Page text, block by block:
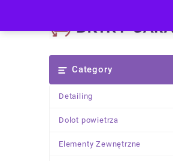
content
Category
Detailing
Dolot powietrza
Elementy Zewnętrzne